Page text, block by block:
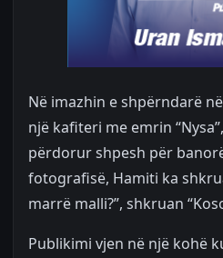
Në imazhin e shpërndarë
një kafiteri me emrin
përdorur shpesh për
fotografisë, Hamiti ka
marrë malli?”, shkruan
Publikimi vjen në një kohë